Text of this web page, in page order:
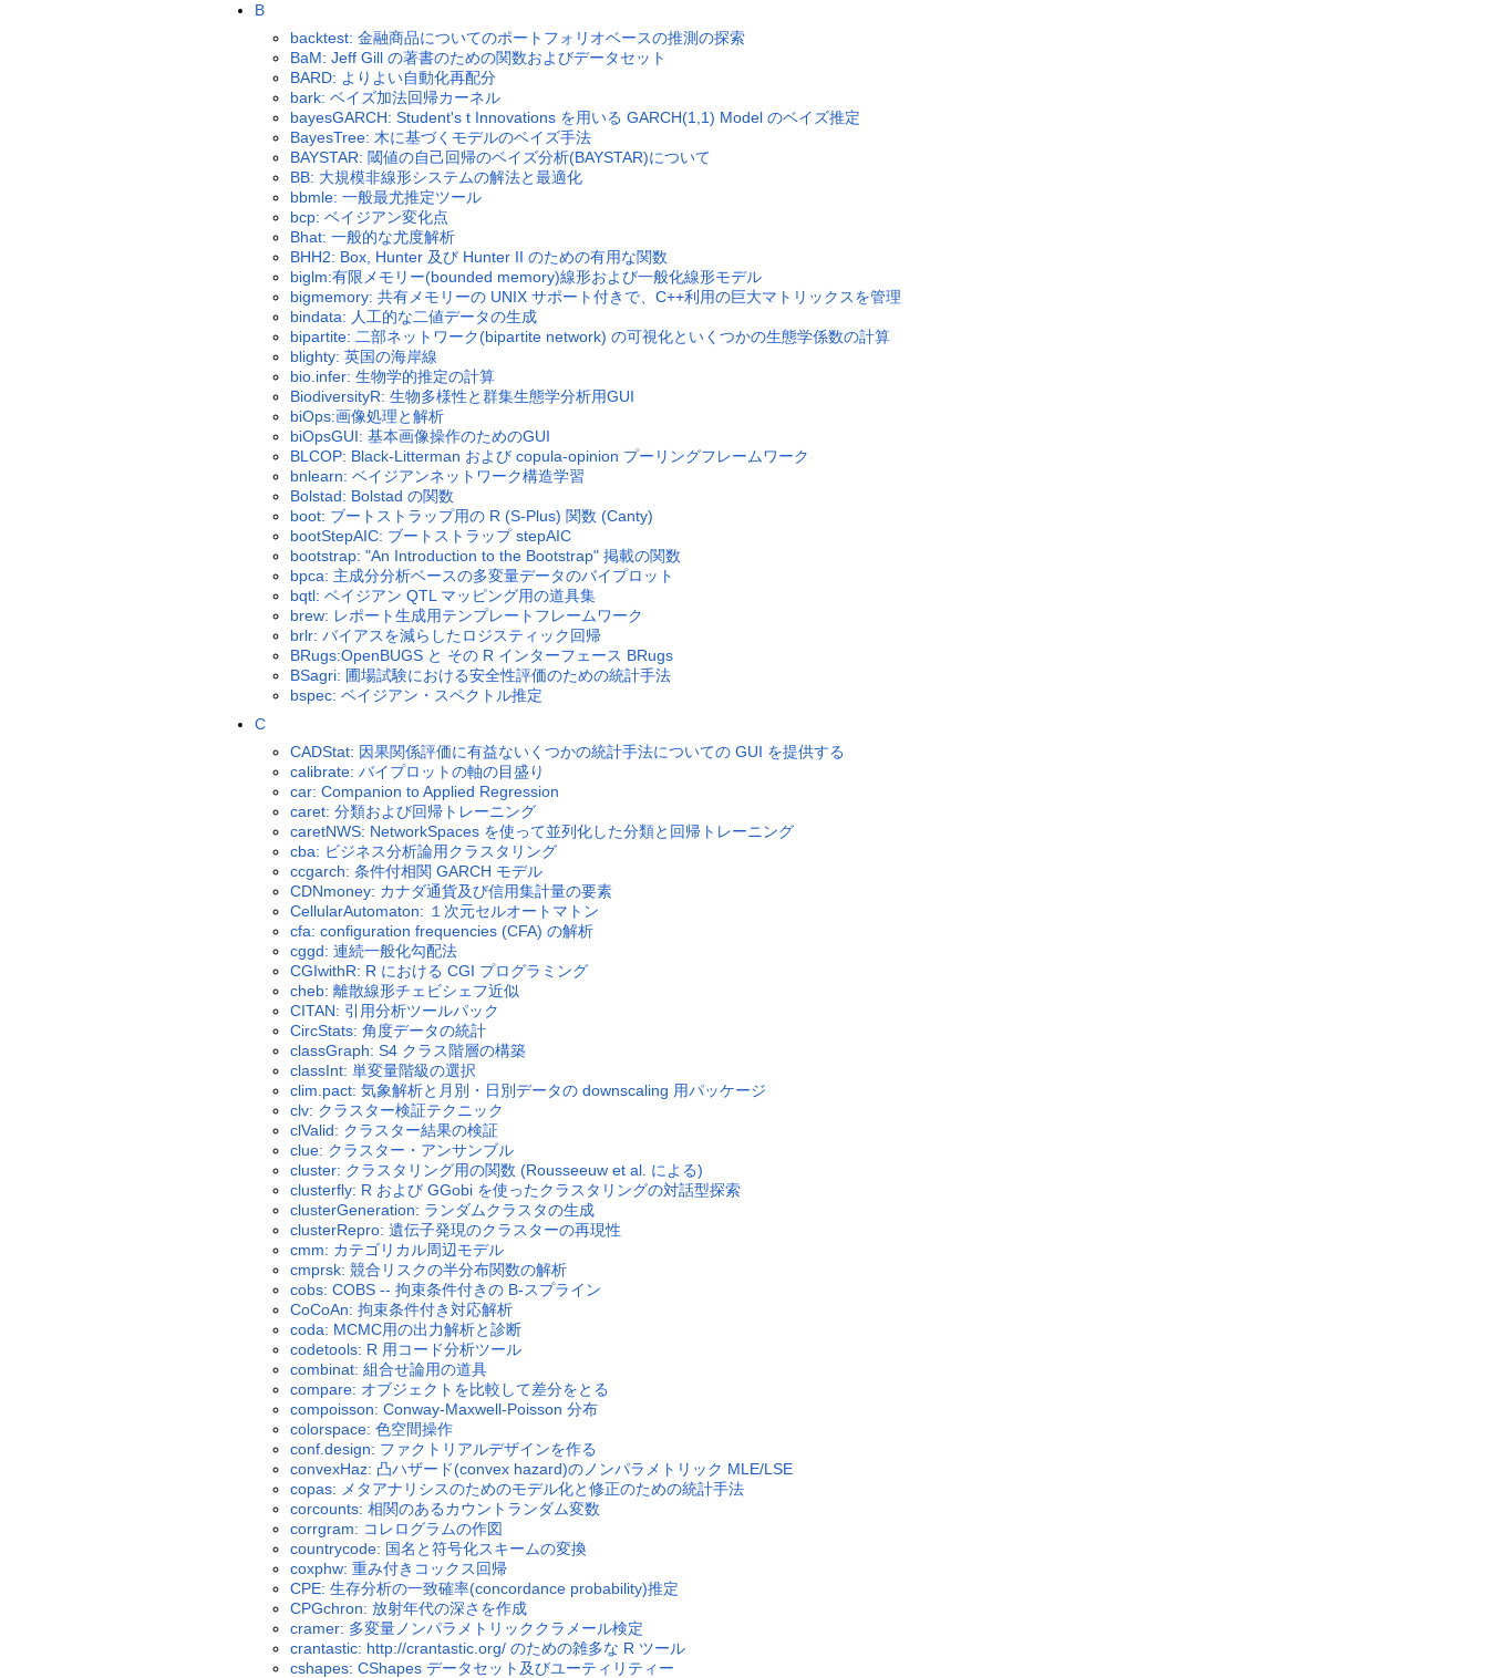
B
backtest: 金融商品についてのポートフォリオベースの推測の探索
BaM: Jeff Gill の著書のための関数およびデータセット
BARD: よりよい自動化再配分
bark: ベイズ加法回帰カーネル
bayesGARCH: Student's t Innovations を用いる GARCH(1,1) Model のベイズ推定
BayesTree: 木に基づくモデルのベイズ手法
BAYSTAR: 閾値の自己回帰のベイズ分析(BAYSTAR)について
BB: 大規模非線形システムの解法と最適化
bbmle: 一般最尤推定ツール
bcp: ベイジアン変化点
Bhat: 一般的な尤度解析
BHH2: Box, Hunter 及び Hunter II のための有用な関数
biglm:有限メモリー(bounded memory)線形および一般化線形モデル
bigmemory: 共有メモリーの UNIX サポート付きで、C++利用の巨大マトリックスを管理
bindata: 人工的な二値データの生成
bipartite: 二部ネットワーク(bipartite network) の可視化といくつかの生態学係数の計算
blighty: 英国の海岸線
bio.infer: 生物学的推定の計算
BiodiversityR: 生物多様性と群集生態学分析用GUI
biOps:画像処理と解析
biOpsGUI: 基本画像操作のためのGUI
BLCOP: Black-Litterman および copula-opinion プーリングフレームワーク
bnlearn: ベイジアンネットワーク構造学習
Bolstad: Bolstad の関数
boot: ブートストラップ用の R (S-Plus) 関数 (Canty)
bootStepAIC: ブートストラップ stepAIC
bootstrap: "An Introduction to the Bootstrap" 掲載の関数
bpca: 主成分分析ベースの多変量データのバイプロット
bqtl: ベイジアン QTL マッピング用の道具集
brew: レポート生成用テンプレートフレームワーク
brlr: バイアスを減らしたロジスティック回帰
BRugs:OpenBUGS と その R インターフェース BRugs
BSagri: 圃場試験における安全性評価のための統計手法
bspec: ベイジアン・スペクトル推定
C
CADStat: 因果関係評価に有益ないくつかの統計手法についての GUI を提供する
calibrate: バイプロットの軸の目盛り
car: Companion to Applied Regression
caret: 分類および回帰トレーニング
caretNWS: NetworkSpaces を使って並列化した分類と回帰トレーニング
cba: ビジネス分析論用クラスタリング
ccgarch: 条件付相関 GARCH モデル
CDNmoney: カナダ通貨及び信用集計量の要素
CellularAutomaton: １次元セルオートマトン
cfa: configuration frequencies (CFA) の解析
cggd: 連続一般化勾配法
CGIwithR: R における CGI プログラミング
cheb: 離散線形チェビシェフ近似
CITAN: 引用分析ツールパック
CircStats: 角度データの統計
classGraph: S4 クラス階層の構築
classInt: 単変量階級の選択
clim.pact: 気象解析と月別・日別データの downscaling 用パッケージ
clv: クラスター検証テクニック
clValid: クラスター結果の検証
clue: クラスター・アンサンブル
cluster: クラスタリング用の関数 (Rousseeuw et al. による)
clusterfly: R および GGobi を使ったクラスタリングの対話型探索
clusterGeneration: ランダムクラスタの生成
clusterRepro: 遺伝子発現のクラスターの再現性
cmm: カテゴリカル周辺モデル
cmprsk: 競合リスクの半分布関数の解析
cobs: COBS -- 拘束条件付きの B-スプライン
CoCoAn: 拘束条件付き対応解析
coda: MCMC用の出力解析と診断
codetools: R 用コード分析ツール
combinat: 組合せ論用の道具
compare: オブジェクトを比較して差分をとる
compoisson: Conway-Maxwell-Poisson 分布
colorspace: 色空間操作
conf.design: ファクトリアルデザインを作る
convexHaz: 凸ハザード(convex hazard)のノンパラメトリック MLE/LSE
copas: メタアナリシスのためのモデル化と修正のための統計手法
corcounts: 相関のあるカウントランダム変数
corrgram: コレログラムの作図
countrycode: 国名と符号化スキームの変換
coxphw: 重み付きコックス回帰
CPE: 生存分析の一致確率(concordance probability)推定
CPGchron: 放射年代の深さを作成
cramer: 多変量ノンパラメトリッククラメール検定
crantastic: http://crantastic.org/ のための雑多な R ツール
cshapes: CShapes データセット及びユーティリティー